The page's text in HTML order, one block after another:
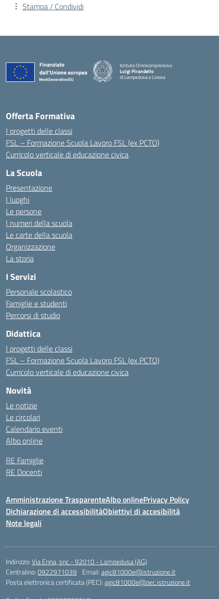
Stampa / Condividi
Istituto Omnicomprensivo
Luigi Pirandello
di Lampedusa e Linosa
Offerta Formativa
I progetti delle classi
FSL – Formazione Scuola Lavoro FSL (ex PCTO)
Curricolo verticale di educazione civica
La Scuola
Presentazione
I luoghi
Le persone
I numeri della scuola
Le carte della scuola
Organizzazione
La storia
I Servizi
Personale scolastico
Famiglie e studenti
Percorsi di studio
Didattica
I progetti delle classi
FSL – Formazione Scuola Lavoro FSL (ex PCTO)
Curricolo verticale di educazione civica
Novità
Le notizie
Le circolari
Calendario eventi
Albo online
RE Famiglie
RE Docenti
Amministrazione TrasparenteAlbo onlinePrivacy Policy
Dichiarazione di accessibilitàObiettivi di accesibilità
Note legali
Indirizzo:Via Enna, snc - 92010 - Lampedusa (AG)
Centralino:0922971039 Email:agic81000e@istruzione.it
Posta elettronica certificata (PEC):agic81000e@pec.istruzione.it